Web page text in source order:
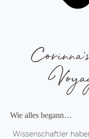
Wie alles begann…
Wissenschaftler